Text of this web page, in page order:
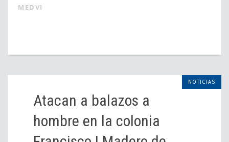
MEDVI
NOTICIAS
Atacan a balazos a
hombre en la colonia